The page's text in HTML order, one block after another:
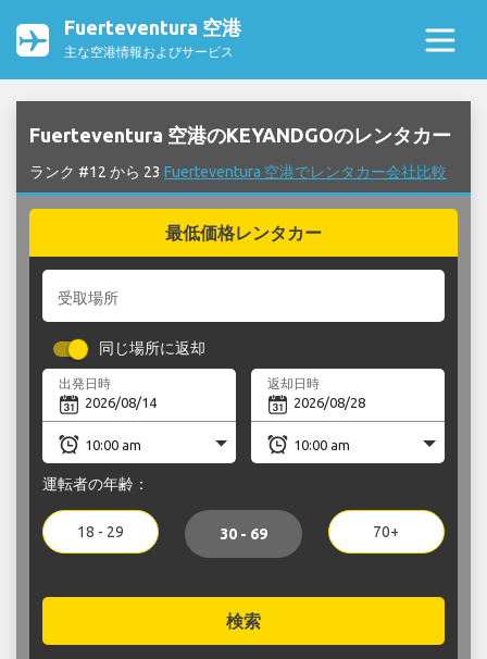
Fuerteventura 空港
主な空港情報およびサービス
Fuerteventura 空港のKEYANDGOのレンタカー
ランク #12 から 23 Fuerteventura 空港でレンタカー会社比較
最低価格レンタカー
受取場所
同じ場所に返却
出発日時 返却日時
運転者の年齢：
18 - 29 30 - 69 70+
検索